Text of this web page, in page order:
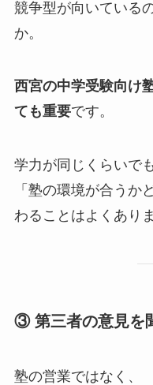
競争型が向いている
か。
西宮の中学受験向け
ても重要です。
学力が同じくらいでも
「塾の環境が合うか
わることはよくありま
③ 第三者の意見を
塾の営業ではなく、